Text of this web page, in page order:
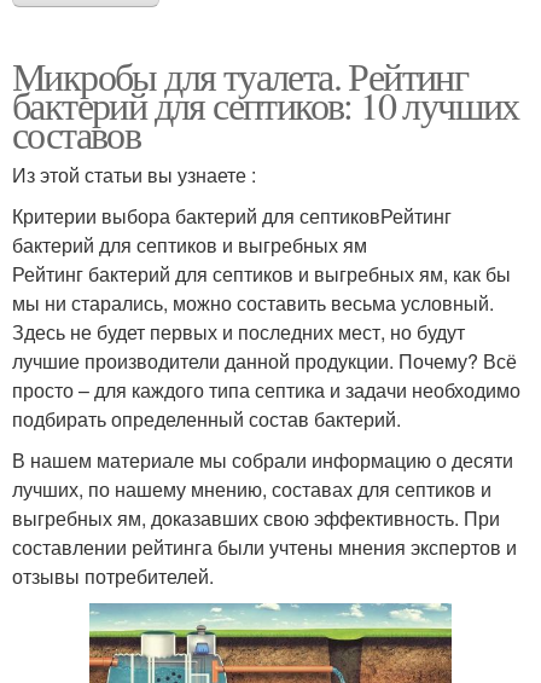
Микробы для туалета. Рейтинг
бактерий для септиков: 10 лучших
составов
Из этой статьи вы узнаете :
Критерии выбора бактерий для септиковРейтинг
бактерий для септиков и выгребных ям
Рейтинг бактерий для септиков и выгребных ям, как бы
мы ни старались, можно составить весьма условный.
Здесь не будет первых и последних мест, но будут
лучшие производители данной продукции. Почему? Всё
просто – для каждого типа септика и задачи необходимо
подбирать определенный состав бактерий.
В нашем материале мы собрали информацию о десяти
лучших, по нашему мнению, составах для септиков и
выгребных ям, доказавших свою эффективность. При
составлении рейтинга были учтены мнения экспертов и
отзывы потребителей.